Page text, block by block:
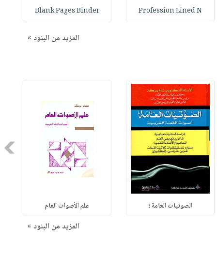
Profession Lined N
Blank Pages Binder
المزيد من البنود »
الصوتيات العامة ؛ علم الأصوات العام
المزيد من البنود »